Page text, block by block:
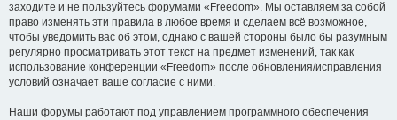
заходите и не пользуйтесь форумами «Freedom». Мы оставляем за собой
право изменять эти правила в любое время и сделаем всё возможное,
чтобы уведомить вас об этом, однако с вашей стороны было бы разумным
регулярно просматривать этот текст на предмет изменений, так как
использование конференции «Freedom» после обновления/исправления
условий означает ваше согласие с ними.
Наши форумы работают под управлением программного обеспечения